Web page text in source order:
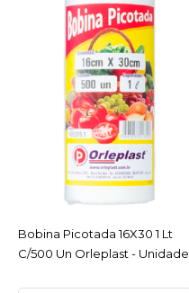
ACESSAR
Bobina Picotada 16X30 1 Lt
C/500 Un Orleplast - Unidade